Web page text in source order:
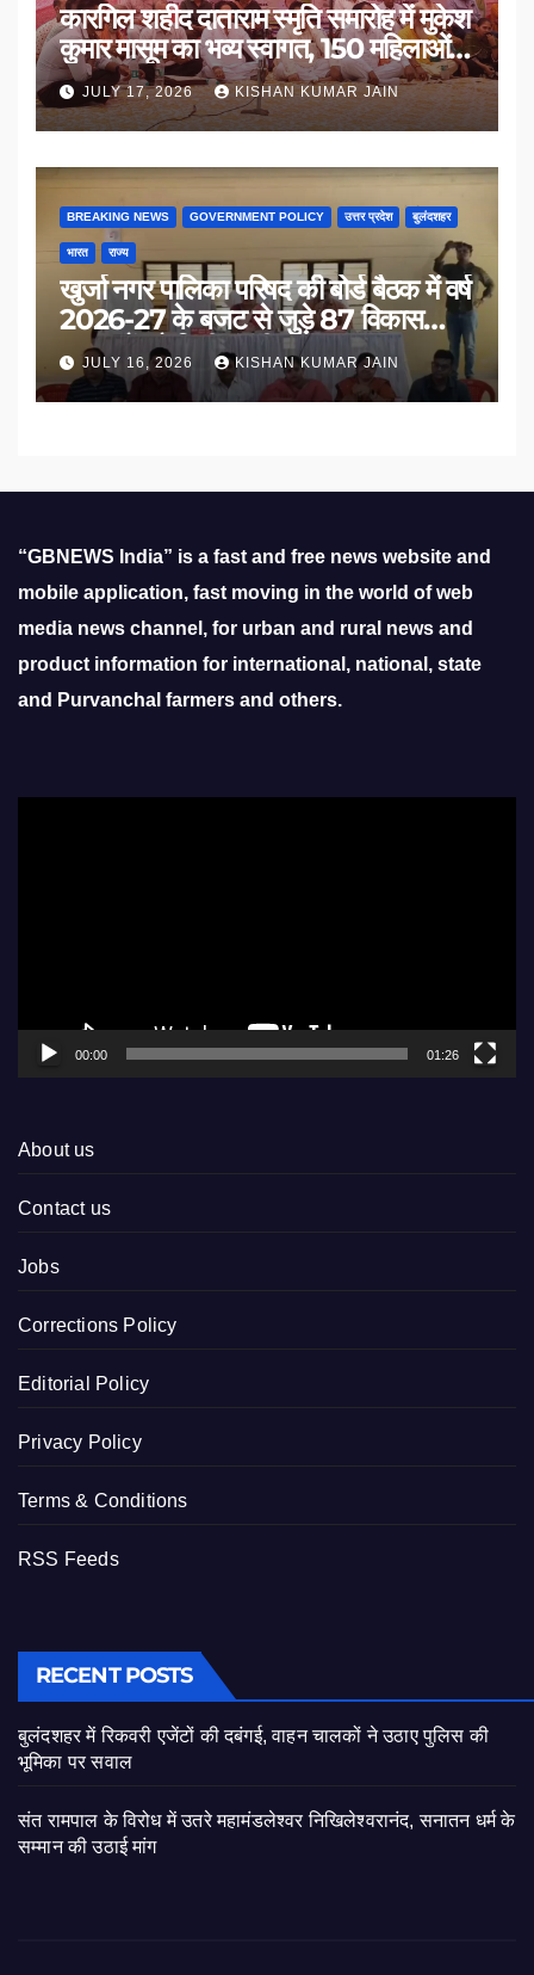
कारगिल शहीद दाताराम स्मृति समारोह में मुकेश
कुमार मासूम का भव्य स्वागत, 150 महिलाओं
का सम्मान
JULY 17, 2026 KISHAN KUMAR JAIN
BREAKING NEWS GOVERNMENT POLICY उत्तर प्रदेश बुलंदशहर
भारत राज्य
खुर्जा नगर पालिका परिषद की बोर्ड बैठक में वर्ष
2026-27 के बजट से जुड़े 87 विकास
प्रस्तावों को मिली मंजूरी
JULY 16, 2026 KISHAN KUMAR JAIN
“GBNEWS India” is a fast and free news website and
mobile application, fast moving in the world of web
media news channel, for urban and rural news and
product information for international, national, state
and Purvanchal farmers and others.
00:00 01:26
About us
Contact us
Jobs
Corrections Policy
Editorial Policy
Privacy Policy
Terms & Conditions
RSS Feeds
RECENT POSTS
बुलंदशहर में रिकवरी एजेंटों की दबंगई, वाहन चालकों ने उठाए पुलिस की
भूमिका पर सवाल
संत रामपाल के विरोध में उतरे महामंडलेश्वर निखिलेश्वरानंद, सनातन धर्म के
सम्मान की उठाई मांग